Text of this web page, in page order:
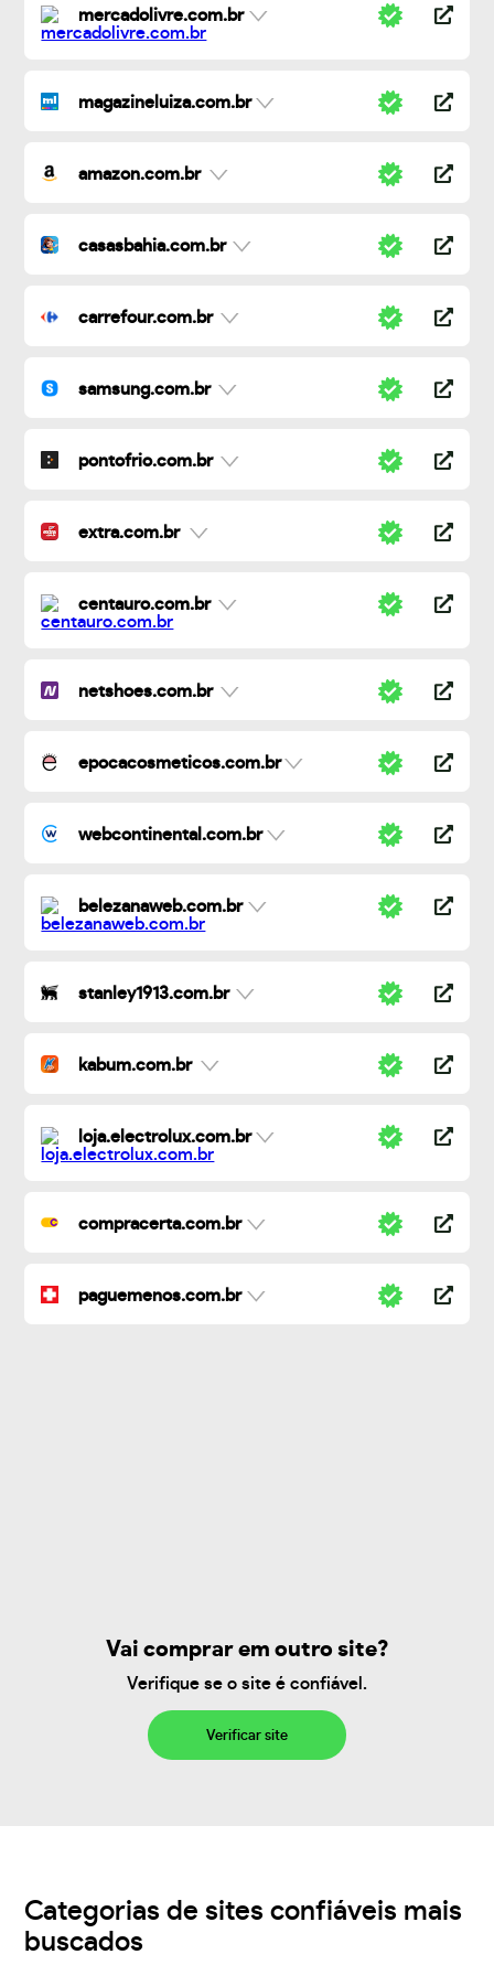
mercadolivre.com.br
magazineluiza.com.br
amazon.com.br
casasbahia.com.br
carrefour.com.br
samsung.com.br
pontofrio.com.br
extra.com.br
centauro.com.br
netshoes.com.br
epocacosmeticos.com.br
webcontinental.com.br
belezanaweb.com.br
stanley1913.com.br
kabum.com.br
loja.electrolux.com.br
compracerta.com.br
paguemenos.com.br
Vai comprar em outro site?
Verifique se o site é confiável.
Verificar site
Categorias de sites confiáveis mais
buscados